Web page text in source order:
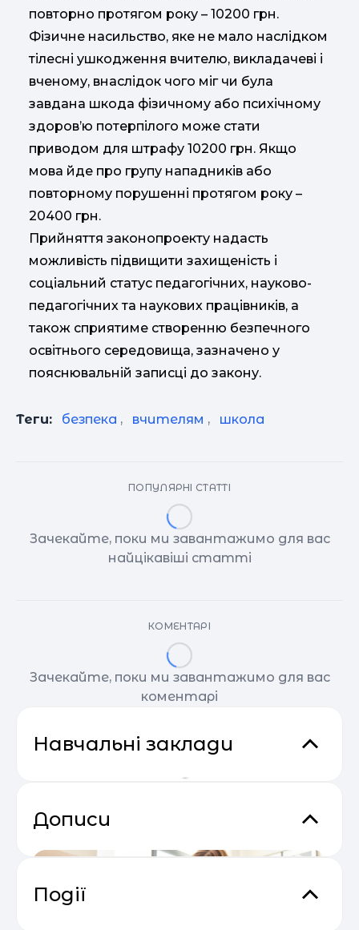
повторно протягом року – 10200 грн.
Фізичне насильство, яке не мало наслідком
тілесні ушкодження вчителю, викладачеві і
вченому, внаслідок чого міг чи була
завдана шкода фізичному або психічному
здоров’ю потерпілого може стати
приводом для штрафу 10200 грн. Якщо
мова йде про групу нападників або
повторному порушенні протягом року –
20400 грн.
Прийняття законопроекту надасть
можливість підвищити захищеність і
соціальний статус педагогічних, науково-
педагогічних та наукових працівників, а
також сприятиме створенню безпечного
освітнього середовища, зазначено у
пояснювальній записці до закону.
Теги: безпека , вчителям , школа
ПОПУЛЯРНІ СТАТТІ
Зачекайте, поки ми завантажимо для вас
найцікавіші статті
КОМЕНТАРІ
Зачекайте, поки ми завантажимо для вас
коментарі
Навчальні заклади
Дописи
Події